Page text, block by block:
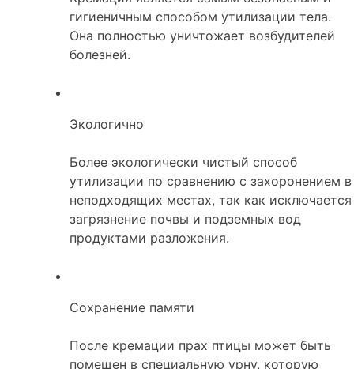
гигиеничным способом утилизации тела.
Она полностью уничтожает возбудителей
болезней.
Экологично
Более экологически чистый способ
утилизации по сравнению с захоронением в
неподходящих местах, так как исключается
загрязнение почвы и подземных вод
продуктами разложения.
Сохранение памяти
После кремации прах птицы может быть
помещен в специальную урну, которую